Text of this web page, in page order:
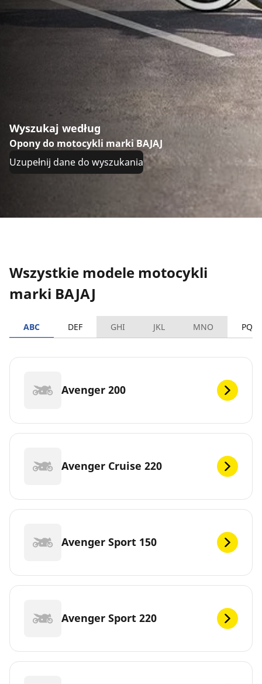
Wyszukaj według
Opony do motocykli marki BAJAJ
Uzupełnij dane do wyszukania
Wszystkie modele motocykli
marki BAJAJ
ABC DEF GHI JKL MNO PQRS
Avenger 200
Avenger Cruise 220
Avenger Sport 150
Avenger Sport 220